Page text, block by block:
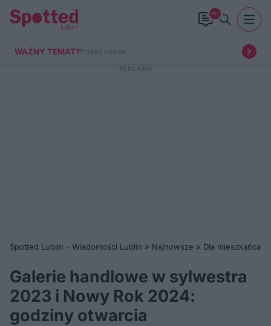
99+
WAŻNY TEMAT?Prześlij newsa!
Spotted Lublin - Wiadomości Lublin » Najnowsze » Dla mieszkańca
Galerie handlowe w sylwestra
2023 i Nowy Rok 2024:
godziny otwarcia